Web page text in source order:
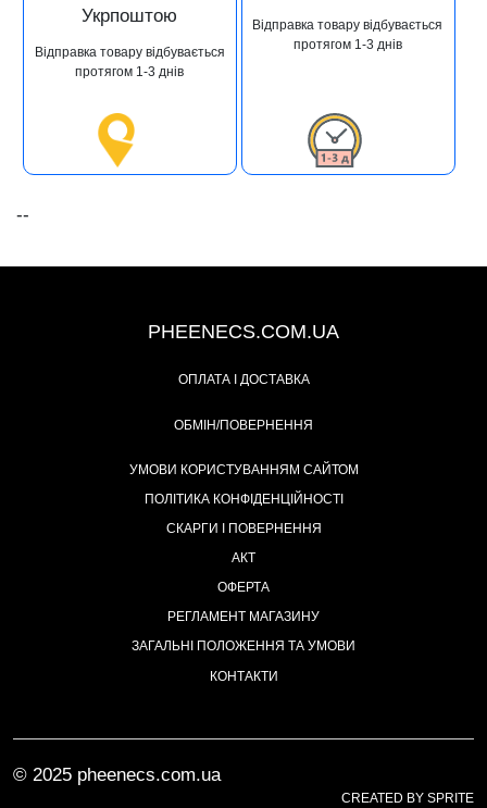
Укрпоштою
Відправка товару відбувається
протягом 1-3 днів
Відправка товару відбувається
протягом 1-3 днів
--
PHEENECS.COM.UA
ОПЛАТА І ДОСТАВКА
ОБМІН/ПОВЕРНЕННЯ
УМОВИ КОРИСТУВАННЯМ САЙТОМ
ПОЛІТИКА КОНФІДЕНЦІЙНОСТІ
СКАРГИ І ПОВЕРНЕННЯ
АКТ
ОФЕРТА
РЕГЛАМЕНТ МАГАЗИНУ
ЗАГАЛЬНІ ПОЛОЖЕННЯ ТА УМОВИ
КОНТАКТИ
© 2025 pheenecs.com.ua
CREATED BY SPRITE